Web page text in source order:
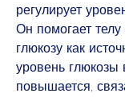
регулирует
Он помогает телу
глюкозу как
уровень глюкозы
повышается,